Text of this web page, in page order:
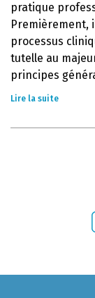
pratique
Premièrement,
processus
tutelle au
principes
Lire la suite